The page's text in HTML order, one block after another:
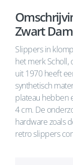
Zwart
Slippers in
het merk Scholl,
uit 1970 heeft
synthetisch
plateau hebben
4 cm. De
hardware zoals
retro slippers